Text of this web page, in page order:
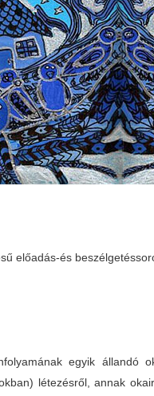
előadás-és
egyik állandó
létezésről, annak